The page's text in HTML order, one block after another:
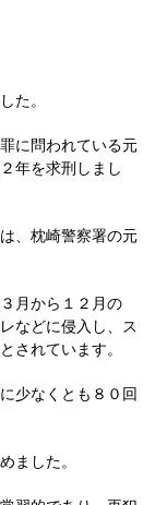
た。
に問われている元
年を求刑しまし
、枕崎警察署の元
月から１２月の
などに侵入し、ス
されています。
少なくとも８０回
ました。